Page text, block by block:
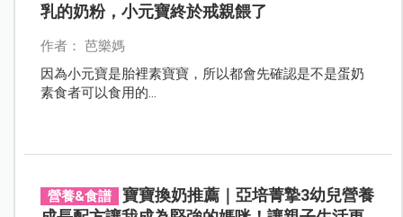
乳的奶粉，小元寶終於戒親餵了
作者： 芭樂媽
因為小元寶是胎裡素寶寶，所以都會先確認是不是蛋奶
素食者可以食用的...
營養&食譜
寶寶換奶推薦｜亞培菁摯3幼兒營養